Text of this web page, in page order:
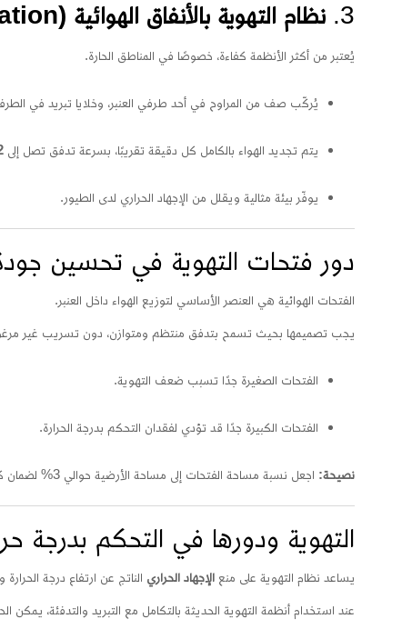
3. نظام التهوية بالأنفاق الهوائية (Tunnel Ventilation)
يُعتبر من أكثر الأنظمة كفاءة، خصوصًا في المناطق الحارة.
يُركّب صف من المراوح في أحد طرفي العنبر، وخلايا تبريد في
يتم تجديد الهواء بالكامل كل دقيقة تقريبًا، بسرعة تدفق تصل إلى 2
يوفّر بيئة مثالية ويقلل من الإجهاد الحراري لدى الطيور.
دور فتحات التهوية في تحسين جودة
الفتحات الهوائية هي العنصر الأساسي لتوزيع الهواء داخل العنبر.
يجب تصميمها بحيث تسمح بتدفق منتظم ومتوازن، دون تسريب غير
الفتحات الصغيرة جدًا تسبب ضعف التهوية.
الفتحات الكبيرة جدًا قد تؤدي لفقدان التحكم بدرجة الحرارة.
نصيحة: اجعل نسبة مساحة الفتحات إلى مساحة الأرضية حوالي 3% لضمان كفاءة مثالية.
التهوية ودورها في التحكم بدرجة
يساعد نظام التهوية على منع الإجهاد الحراري الناتج عن ارتفاع درجة الحرارة
عند استخدام أنظمة التهوية الحديثة بالتكامل مع التبريد والتدفئة، يمكن